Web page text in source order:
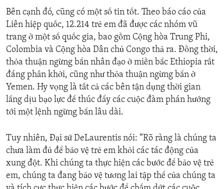
Bên cạnh đó, cũng có một số tin tốt. Theo báo cáo của
Liên hiệp quốc, 12.214 trẻ em đã được các nhóm vũ
trang ở một số quốc gia, bao gồm Cộng hòa Trung Phi,
Colombia và Cộng hòa Dân chủ Congo thả ra. Đồng thời,
thỏa thuận ngừng bắn nhân đạo ở miền bắc Ethiopia rất
đáng phấn khởi, cũng như thỏa thuận ngừng bắn ở
Yemen. Hy vọng là tất cả các bên tận dụng thời gian
lắng dịu bạo lực để thúc đẩy các cuộc đàm phán hướng
tới một lệnh ngừng bắn lâu dài.
Tuy nhiên, Đại sứ DeLaurentis nói: “Rõ ràng là chúng ta
chưa làm đủ để bảo vệ trẻ em khỏi các tác động của
xung đột. Khi chúng ta thực hiện các bước để bảo vệ trẻ
em, chúng ta đang bảo vệ tương lai tập thể của chúng ta